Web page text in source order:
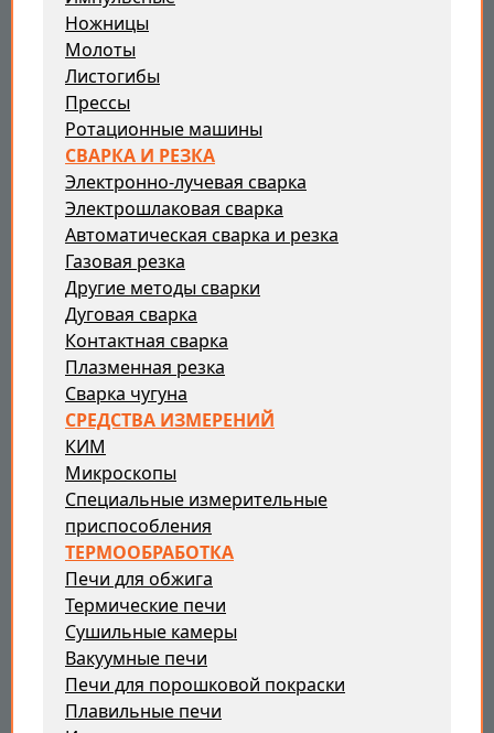
Ножницы
Молоты
Листогибы
Прессы
Ротационные машины
СВАРКА И РЕЗКА
Электронно-лучевая сварка
Электрошлаковая сварка
Автоматическая сварка и резка
Газовая резка
Другие методы сварки
Дуговая сварка
Контактная сварка
Плазменная резка
Сварка чугуна
СРЕДСТВА ИЗМЕРЕНИЙ
КИМ
Микроскопы
Специальные измерительные
приспособления
ТЕРМООБРАБОТКА
Печи для обжига
Термические печи
Сушильные камеры
Вакуумные печи
Печи для порошковой покраски
Плавильные печи